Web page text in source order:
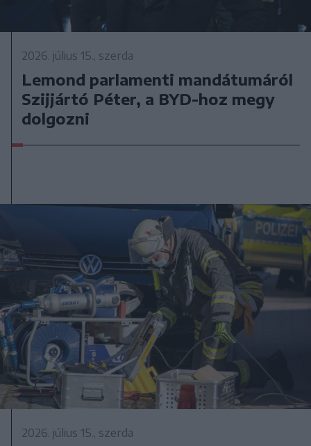
2026. július 15., szerda
Lemond parlamenti mandátumáról
Szijjártó Péter, a BYD-hoz megy
dolgozni
2026. július 15., szerda